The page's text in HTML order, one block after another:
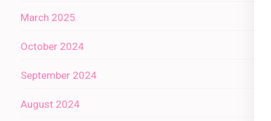
March 2025
October 2024
September 2024
August 2024